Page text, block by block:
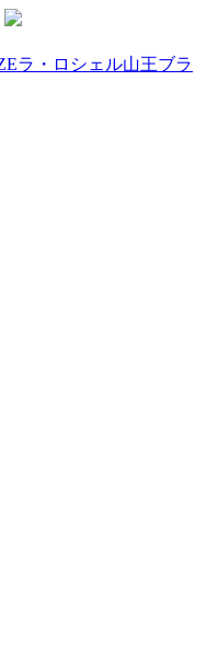
ラ・ロシェル山王ブラ